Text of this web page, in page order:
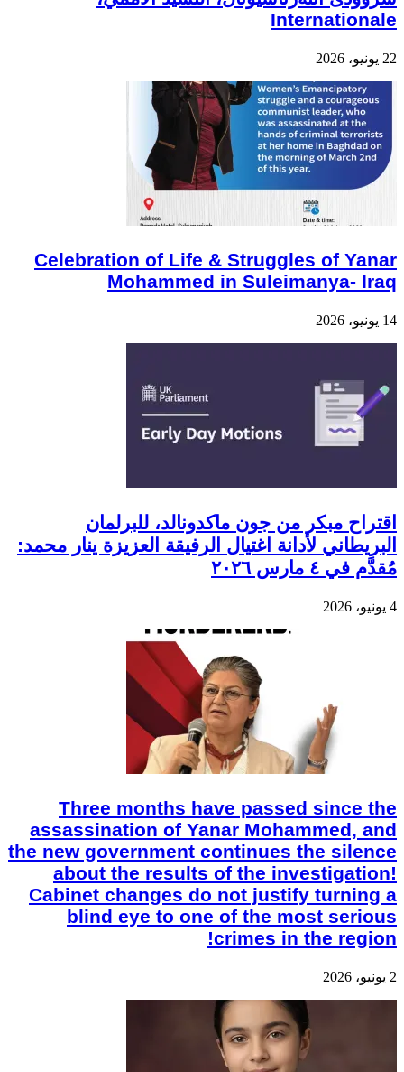
Internationale
22 يونيو، 2026
Celebration of Life & Struggles of Yanar
Mohammed in Suleimanya- Iraq
14 يونيو، 2026
اقتراح مبكر من جون ماكدونالد، للبرلمان
البريطاني لأدانة اغتيال الرفيقة العزيزة ينار محمد:
مُقدَّم في ٤ مارس ٢٠٢٦
4 يونيو، 2026
Three months have passed since the
assassination of Yanar Mohammed, and
the new government continues the silence
about the results of the investigation!
Cabinet changes do not justify turning a
blind eye to one of the most serious
crimes in the region!
2 يونيو، 2026